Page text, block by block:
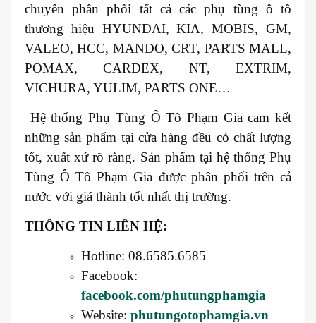
chuyên phân phối tất cả các phụ tùng ô tô
thương hiệu HYUNDAI, KIA, MOBIS, GM,
VALEO, HCC, MANDO, CRT, PARTS MALL,
POMAX, CARDEX, NT, EXTRIM,
VICHURA, YULIM, PARTS ONE…
Hệ thống Phụ Tùng Ô Tô Phạm Gia cam kết
những sản phẩm tại cửa hàng đều có chất lượng
tốt, xuất xứ rõ ràng. Sản phẩm tại hệ thống Phụ
Tùng Ô Tô Phạm Gia được phân phối trên cả
nước với giá thành tốt nhất thị trường.
THÔNG TIN LIÊN HỆ:
Hotline: 08.6585.6585
Facebook:
facebook.com/phutungphamgia
Website: phutungotophamgia.vn